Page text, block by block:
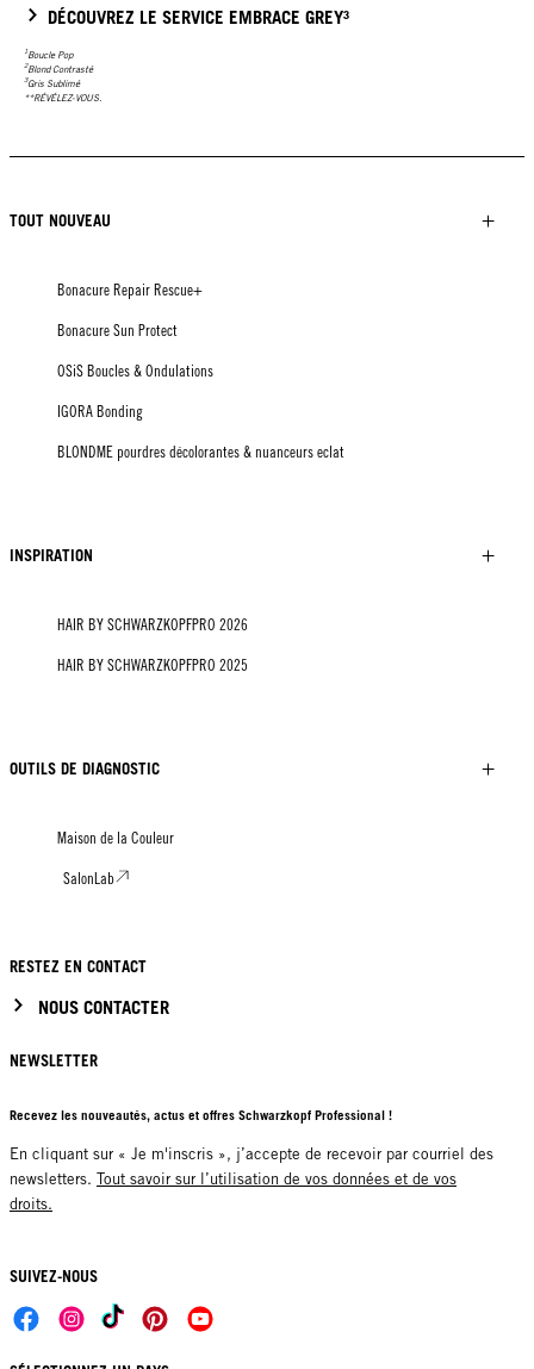
DÉCOUVREZ LE SERVICE EMBRACE GREY³
1Boucle Pop
2Blond Contrasté
3Gris Sublimé
**RÉVÉLEZ-VOUS.
TOUT NOUVEAU
Bonacure Repair Rescue+
Bonacure Sun Protect
OSiS Boucles & Ondulations
IGORA Bonding
BLONDME pourdres décolorantes & nuanceurs eclat
INSPIRATION
HAIR BY SCHWARZKOPFPRO 2026
HAIR BY SCHWARZKOPFPRO 2025
OUTILS DE DIAGNOSTIC
Maison de la Couleur
SalonLab
RESTEZ EN CONTACT
NOUS CONTACTER
NEWSLETTER
Recevez les nouveautés, actus et offres Schwarzkopf Professional !
En cliquant sur « Je m'inscris », j’accepte de recevoir par courriel des
newsletters. Tout savoir sur l’utilisation de vos données et de vos
droits.
SUIVEZ-NOUS